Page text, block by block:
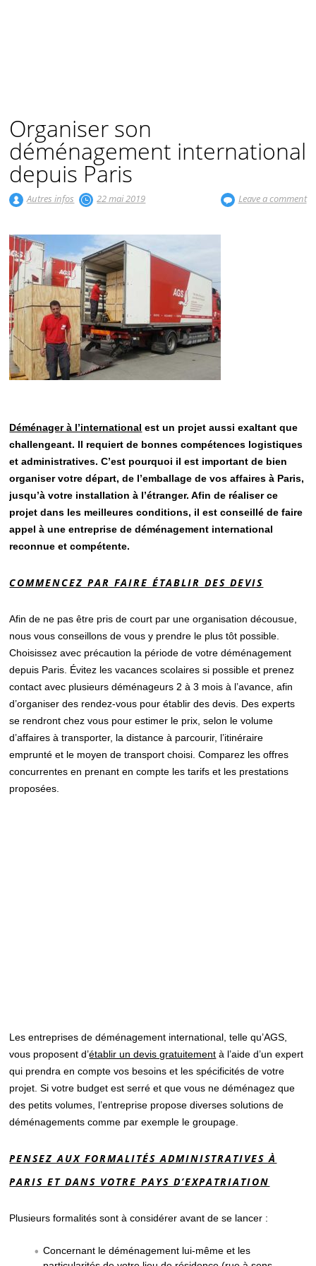
Organiser son
déménagement international
depuis Paris
Autres infos 22 mai 2019 Leave a comment
Déménager à l’international est un projet aussi exaltant que
challengeant. Il requiert de bonnes compétences logistiques
et administratives. C’est pourquoi il est important de bien
organiser votre départ, de l’emballage de vos affaires à Paris,
jusqu’à votre installation à l’étranger. Afin de réaliser ce
projet dans les meilleures conditions, il est conseillé de faire
appel à une entreprise de déménagement international
reconnue et compétente.
COMMENCEZ PAR FAIRE ÉTABLIR DES DEVIS
Afin de ne pas être pris de court par une organisation décousue,
nous vous conseillons de vous y prendre le plus tôt possible.
Choisissez avec précaution la période de votre déménagement
depuis Paris. Évitez les vacances scolaires si possible et prenez
contact avec plusieurs déménageurs 2 à 3 mois à l’avance, afin
d’organiser des rendez-vous pour établir des devis. Des experts
se rendront chez vous pour estimer le prix, selon le volume
d’affaires à transporter, la distance à parcourir, l’itinéraire
emprunté et le moyen de transport choisi. Comparez les offres
concurrentes en prenant en compte les tarifs et les prestations
proposées.
Les entreprises de déménagement international, telle qu’AGS,
vous proposent d’établir un devis gratuitement à l’aide d’un expert
qui prendra en compte vos besoins et les spécificités de votre
projet. Si votre budget est serré et que vous ne déménagez que
des petits volumes, l’entreprise propose diverses solutions de
déménagements comme par exemple le groupage.
PENSEZ AUX FORMALITÉS ADMINISTRATIVES À
PARIS ET DANS VOTRE PAYS D’EXPATRIATION
Plusieurs formalités sont à considérer avant de se lancer :
Concernant le déménagement lui-même et les